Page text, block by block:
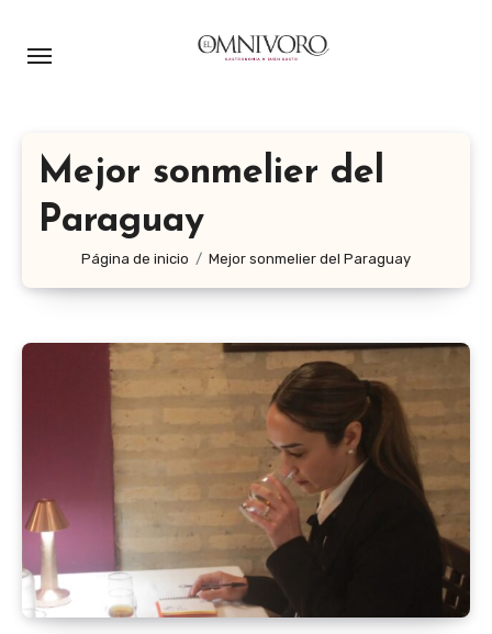
Mejor sonmelier del
Paraguay
Página de inicio Mejor sonmelier del Paraguay